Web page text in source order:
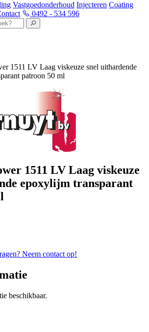
Vastgoedonderhoud Injecteren Coating
0492 - 534 596
1511 LV Laag viskeuze snel uithardende
patroon 50 ml
1511 LV Laag viskeuze
epoxylijm transparant
Neem contact op!
beschikbaar.